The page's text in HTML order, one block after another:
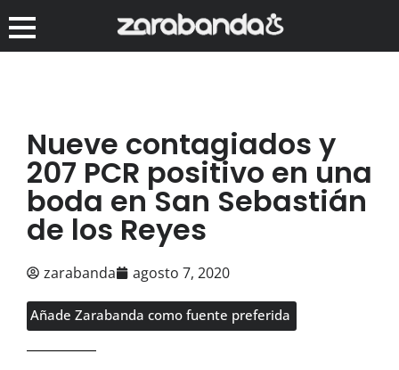
Nueve contagiados y
207 PCR positivo en una
boda en San Sebastián
de los Reyes
zarabanda agosto 7, 2020
Añade Zarabanda como fuente preferida